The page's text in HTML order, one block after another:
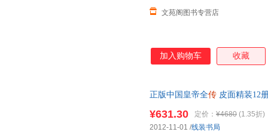
文苑阁图书专营店
加入购物车 收藏
正版中国皇帝全传 皮面精装12
无理由退换货
¥631.30 定价： ¥4680 (1.35折)
2012-11-01 /线装书局